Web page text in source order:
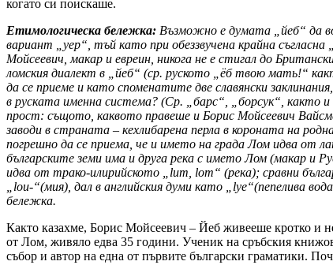
когато си поискаше.
Етимологическа бележка: Възможно е думата „йеб“ да
вариант „yep“, тъй като при обеззвучена крайна
Мойсеевич, макар и евреин, никога не е стигал до
ломския диалект в „йеб“ (ср. руското „ёб твою мать!“
да се приеме и като споменатите две славянски
в руската именна система? (Ср. „барс“, „борсук“, както
прост: същото, каквото правеше и Борис Мойсеевич
заводи в страната – кехлибарена перла в короната на
погрешно да се приема, че и името на града Лом идва от
българските земи има и друга река с името Лом (макар и
идва от трако-илирийското „lum, lom“ (река); сравни
„lou-“(мия), дал в английския думи като „lye“(пепелива
бележка.
Както казахме, Борис Мойсеевич – Йеб живееше кротко и
от Лом, живяло едва 35 години. Ученик на сръбския
събор и автор на една от първите български граматики.